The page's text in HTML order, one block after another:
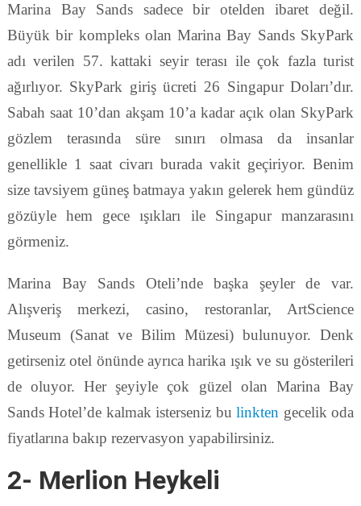
Marina Bay Sands sadece bir otelden ibaret değil.
Büyük bir kompleks olan Marina Bay Sands SkyPark
adı verilen 57. kattaki seyir terası ile çok fazla turist
ağırlıyor. SkyPark giriş ücreti 26 Singapur Doları’dır.
Sabah saat 10’dan akşam 10’a kadar açık olan SkyPark
gözlem terasında süre sınırı olmasa da insanlar
genellikle 1 saat civarı burada vakit geçiriyor. Benim
size tavsiyem güneş batmaya yakın gelerek hem gündüz
gözüyle hem gece ışıkları ile Singapur manzarasını
görmeniz.
Marina Bay Sands Oteli’nde başka şeyler de var.
Alışveriş merkezi, casino, restoranlar, ArtScience
Museum (Sanat ve Bilim Müzesi) bulunuyor. Denk
getirseniz otel önünde ayrıca harika ışık ve su gösterileri
de oluyor. Her şeyiyle çok güzel olan Marina Bay
Sands Hotel’de kalmak isterseniz bulinkten gecelik oda
fiyatlarına bakıp rezervasyon yapabilirsiniz.
2- Merlion Heykeli